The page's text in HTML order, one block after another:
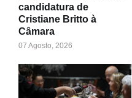
candidatura de
Cristiane Britto à
Câmara
07 Agosto, 2026